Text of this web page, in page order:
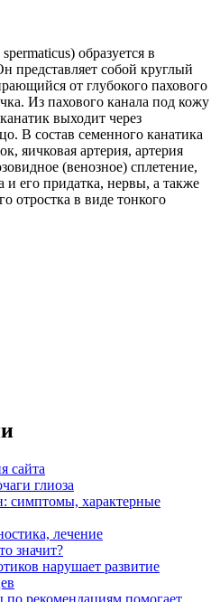
образуется в
представляет собой круглый
от глубокого пахового
Из пахового канала под кожу
выходит через
В состав семенного канатика
яичковая артерия, артерия
(венозное) сплетение,
и его придатка, нервы, а также
отростка в виде тонкого
сайта
глиоза
симптомы, характерные
лечение
значит?
нарушает развитие
по рекомендациям помогает